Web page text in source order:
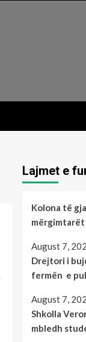
Lajmet e
Kolona të
August 7,
Drejtori i
fermën e
August 7,
Shkolla
mbledh